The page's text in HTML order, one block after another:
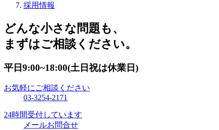
採用情報
どんな小さな問題も、
まずはご相談ください。
平日9:00~18:00(土日祝は休業日)
お気軽にご相談ください
03-3254-2171
24時間受付しています
メールお問合せ